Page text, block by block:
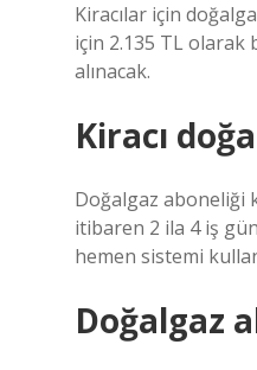
Kiracılar için
için 2.135 TL olarak
alınacak.
Kiracı
Doğalgaz aboneliği
itibaren 2 ila 4 iş
hemen sistemi
Doğalgaz